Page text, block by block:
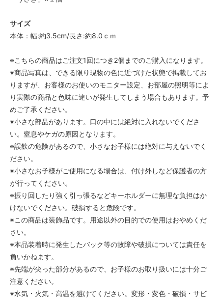
サイズ
本体：幅:約3.5cm/長さ:約8.0ｃｍ
※こちらの商品はご注文1回につき2個までのご購入になります。
※商品写真は、できる限り現物の色に近づけた状態で掲載してお
りますが、お客様のお使いのモニター設定、お部屋の照明等によ
り実際の商品と色味に違いが発生してしまう場合もあります。予
めご了承ください。
※小さな部品があります。口の中には絶対に入れないでくださ
い。窒息やケガの原因となります。
※誤飲の危険があるので、小さなお子様には絶対に与えないでく
ださい。
※小さなお子様がご使用になる場合は、付け外しなど保護者の方
が行ってください。
※振り回したり強く引っ張るなどキーホルダーに無理な負担はか
けないでください。破損すると危険です。
※この商品は装飾品です。用途以外の目的での使用はおやめくだ
さい。
※本品装着時に発生したバック等の故障や破損については責任を
負いかねます。
※先端が尖った部分があるので、お子様のお取り扱いには十分ご
注意ください。
※水気・火気・高温を避けてください。変形・変色・破損・サビ